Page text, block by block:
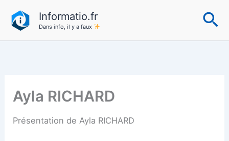
contenu
Informatio.fr
Dans info, il y a faux
Ayla RICHARD
Présentation de Ayla RICHARD